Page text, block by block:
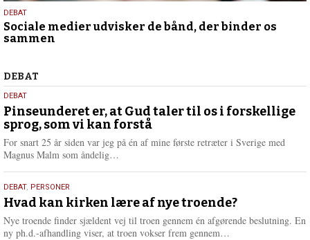
18.
maj
2026
DEBAT
Sociale medier udvisker de bånd, der binder os
sammen
Debat
DEBAT
5.
august
2026
DEBAT
Pinseunderet er, at Gud taler til os i forskellige
sprog, som vi kan forstå
For snart 25 år siden var jeg på én af mine første retræter i Sverige med
Magnus Malm som åndelig…
e
e
25.
juli
2026
DEBAT, PERSONER
Hvad kan kirken lære af nye troende?
Nye troende finder sjældent vej til troen gennem én afgørende beslutning. En
ny ph.d.-afhandling viser, at troen vokser frem gennem…